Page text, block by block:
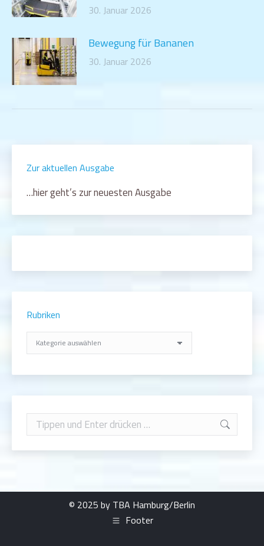
30. Januar 2026
Bewegung für Bananen
30. Januar 2026
Zur aktuellen Ausgabe
…hier geht’s zur neuesten Ausgabe
Rubriken
Rubriken
Search:
© 2025 by TBA Hamburg/Berlin
Footer